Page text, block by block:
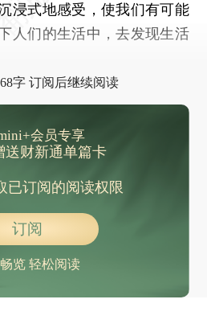
浸式地感受，使我们有可能
人们的生活中，去发现生活
字 订阅后继续阅读
会员专享
送财新通单篇卡
已订阅的阅读权限
订阅
览 轻松阅读